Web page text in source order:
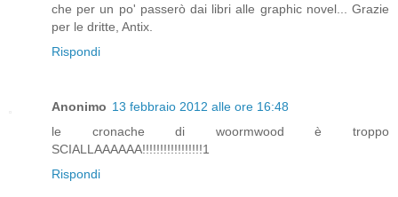
che per un po' passerò dai libri alle graphic novel... Grazie
per le dritte, Antix.
Rispondi
Anonimo 13 febbraio 2012 alle ore 16:48
le cronache di woormwood è troppo
SCIALLAAAAAA!!!!!!!!!!!!!!!!!1
Rispondi